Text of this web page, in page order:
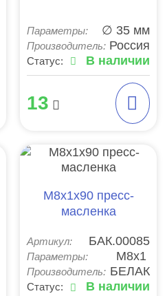
Параметры: ∅ 35 мм
Производитель: Россия
Статус: В наличии
13
М8х1х90 пресс-
масленка
Артикул: БАК.00085
Параметры: М8х1
Производитель: БЕЛАК
Статус: В наличии